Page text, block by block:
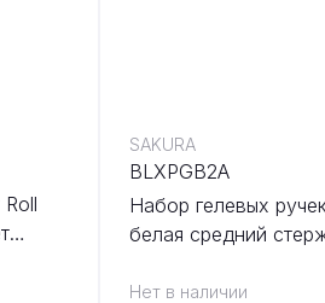
Нет в наличии
Набор гелевых
белая средний
SAKURA
BLXPGB2A